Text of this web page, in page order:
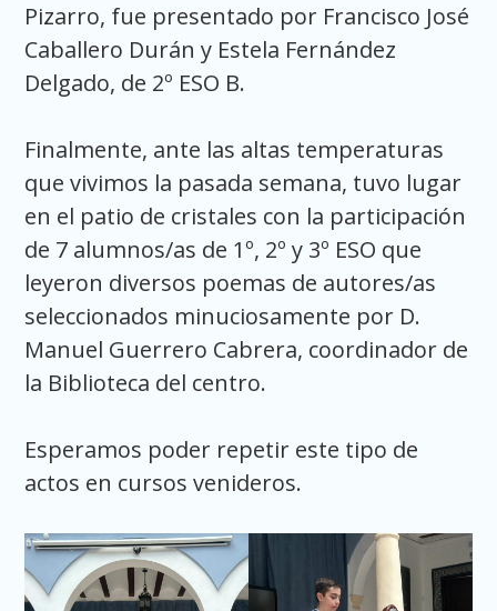
Pizarro, fue presentado por Francisco José
Caballero Durán y Estela Fernández
Delgado, de 2º ESO B.
Finalmente, ante las altas temperaturas
que vivimos la pasada semana, tuvo lugar
en el patio de cristales con la participación
de 7 alumnos/as de 1º, 2º y 3º ESO que
leyeron diversos poemas de autores/as
seleccionados minuciosamente por D.
Manuel Guerrero Cabrera, coordinador de
la Biblioteca del centro.
Esperamos poder repetir este tipo de
actos en cursos venideros.